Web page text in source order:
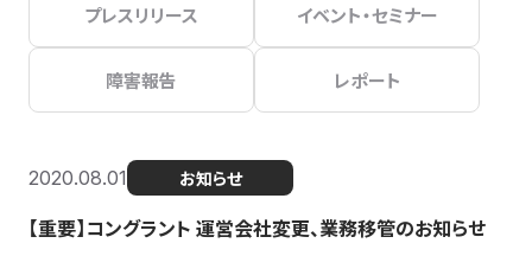
プレスリリース イベント・セミナー
障害報告 レポート
2020.08.01 お知らせ
【重要】コングラント 運営会社変更、業務移管のお知らせ